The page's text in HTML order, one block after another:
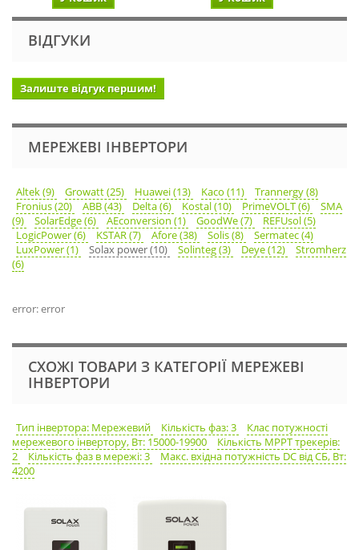
ВІДГУКИ
Залиште відгук першим!
МЕРЕЖЕВІ ІНВЕРТОРИ
Altek (9) Growatt (25) Huawei (13) Kaco (11)
Trannergy (8)
Fronius (20)
ABB (43) Delta (6) Kostal (10) PrimeVOLT (6)
SMA
(9)
SolarEdge (6) AEconversion (1) GoodWe (7)
REFUsol (5)
LogicPower (6)
KSTAR (7) Afore (38) Solis (8)
Sermatec (4)
LuxPower (1)
Solax power (10) Solinteg (3) Deye (12)
Stromherz
(6)
error: error
СХОЖІ ТОВАРИ З КАТЕГОРІЇ МЕРЕЖЕВІ
ІНВЕРТОРИ
Тип інвертора: Мережевий Кількість фаз: 3
Клас потужності
мережевого інвертору, Вт: 15000-19900
Кількість MPPT трекерів:
2
Кількість фаз в мережі: 3
Макс. вхідна потужність DC від СБ, Вт:
4200